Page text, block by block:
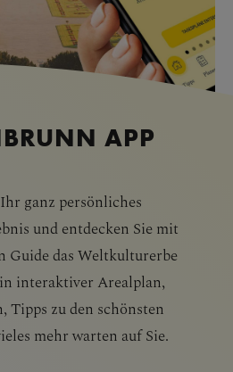
APP
ganz persönliches
und entdecken Sie mit
Guide das Weltkulturerbe
interaktiver Arealplan,
Tipps zu den schönsten
mehr warten auf Sie.